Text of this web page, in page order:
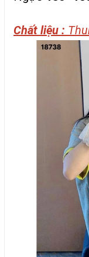
Chất liệu :